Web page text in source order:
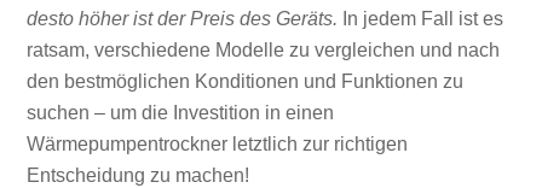
desto höher ist der Preis des Geräts. In jedem Fall ist es
ratsam, verschiedene Modelle zu vergleichen und nach
den bestmöglichen Konditionen und Funktionen zu
suchen – um die Investition in einen
Wärmepumpentrockner letztlich zur richtigen
Entscheidung zu machen!